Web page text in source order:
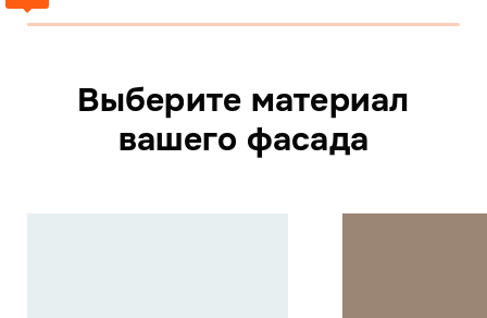
Выберите материал
вашего фасада